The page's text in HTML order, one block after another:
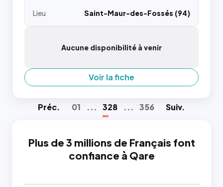
Lieu
Saint-Maur-des-Fossés (94)
Aucune disponibilité à venir
Voir la fiche
Préc. 01 ... 328 ... 356 Suiv.
Plus de 3 millions de Français font
confiance à Qare